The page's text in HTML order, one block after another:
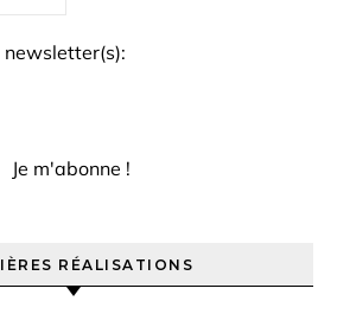
newsletter(s):
RÉALISATIONS